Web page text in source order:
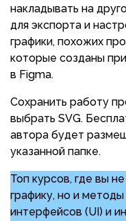
накладывать на
для экспорта и
графики, похожих
которые созданы
в Figma.
Сохранить работу
выбрать SVG.
автора будет
указанной папке.
Топ курсов, где вы
графику, но и
интерфейсов (UI) и